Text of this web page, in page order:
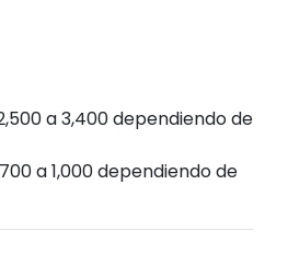
a 3,400 dependiendo de
a 1,000 dependiendo de